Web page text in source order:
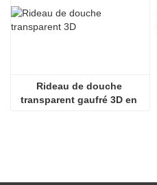
Rideau de douche
transparent gaufré 3D en